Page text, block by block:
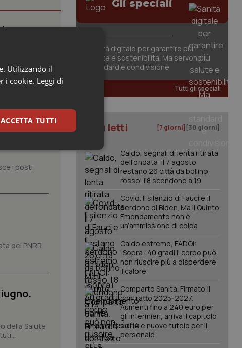
contiene
in
i posti
del PNRR
della Salute
Gli speciali
Sanità digitale per garantire più
salute e sostenibilità. Ma servono
standard e condivisione
Tutti gli speciali
I più letti [7 giorni] [30 giorni]
Caldo, segnali di lenta ritirata
dell'ondata: il 7 agosto
restano 26 città da bollino
rosso, l'8 scendono a 19
Covid. Il silenzio di Fauci e il
perdono di Biden. Ma il Quinto
Emendamento non è
un’ammissione di colpa
Caldo estremo, FADOI:
“Sopra i 40 gradi il corpo può
non riuscire più a disperdere
il calore”
Comparto Sanità. Firmato il
contratto 2025-2027.
Aumenti fino a 240 euro per
gli infermieri, arriva il capitolo
sull'IA e nuove tutele per il
personale
Utilizzando il
i cookie. Leggi di
ACCETTA TUTTI
cookie.
i dati sul consenso
politiche e
che le loro
dal servizio Cookie-
di consenso